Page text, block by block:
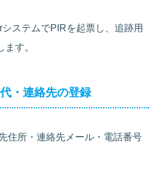
ステムでPIRを起票し、追跡用
す。
・連絡先の登録
住所・連絡先メール・電話番号